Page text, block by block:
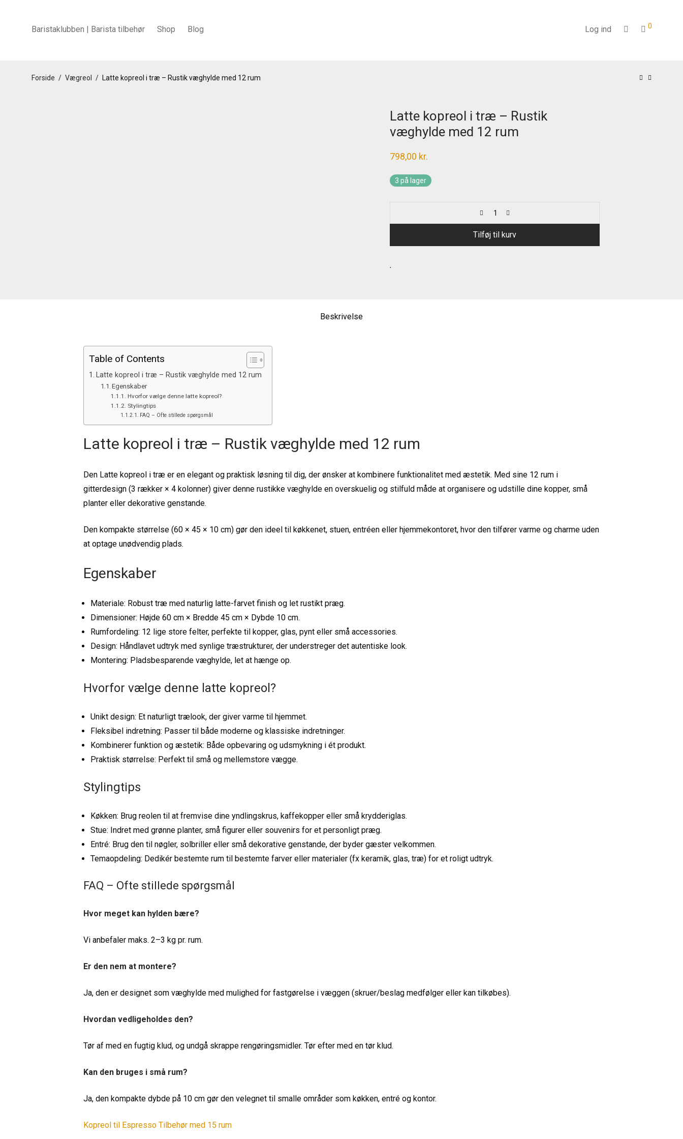
Baristaklubben | Barista tilbehør Shop Blog Log ind 0
Forside / Vægreol / Latte kopreol i træ – Rustik væghylde med 12 rum
Latte kopreol i træ – Rustik
væghylde med 12 rum
798,00 kr.
3 på lager
Tilføj til kurv
Beskrivelse
Table of Contents
Latte kopreol i træ – Rustik væghylde med 12 rum
Egenskaber
Hvorfor vælge denne latte kopreol?
Stylingtips
FAQ – Ofte stillede spørgsmål
Latte kopreol i træ – Rustik væghylde med 12 rum
Den Latte kopreol i træ er en elegant og praktisk løsning til dig, der ønsker at kombinere funktionalitet med æstetik. Med sine 12 rum i
gitterdesign (3 rækker × 4 kolonner) giver denne rustikke væghylde en overskuelig og stilfuld måde at organisere og udstille dine kopper, små
planter eller dekorative genstande.
Den kompakte størrelse (60 × 45 × 10 cm) gør den ideel til køkkenet, stuen, entréen eller hjemmekontoret, hvor den tilfører varme og charme uden
at optage unødvendig plads.
Egenskaber
Materiale: Robust træ med naturlig latte-farvet finish og let rustikt præg.
Dimensioner: Højde 60 cm × Bredde 45 cm × Dybde 10 cm.
Rumfordeling: 12 lige store felter, perfekte til kopper, glas, pynt eller små accessories.
Design: Håndlavet udtryk med synlige træstrukturer, der understreger det autentiske look.
Montering: Pladsbesparende væghylde, let at hænge op.
Hvorfor vælge denne latte kopreol?
Unikt design: Et naturligt trælook, der giver varme til hjemmet.
Fleksibel indretning: Passer til både moderne og klassiske indretninger.
Kombinerer funktion og æstetik: Både opbevaring og udsmykning i ét produkt.
Praktisk størrelse: Perfekt til små og mellemstore vægge.
Stylingtips
Køkken: Brug reolen til at fremvise dine yndlingskrus, kaffekopper eller små krydderiglas.
Stue: Indret med grønne planter, små figurer eller souvenirs for et personligt præg.
Entré: Brug den til nøgler, solbriller eller små dekorative genstande, der byder gæster velkommen.
Temaopdeling: Dedikér bestemte rum til bestemte farver eller materialer (fx keramik, glas, træ) for et roligt udtryk.
FAQ – Ofte stillede spørgsmål
Hvor meget kan hylden bære?
Vi anbefaler maks. 2–3 kg pr. rum.
Er den nem at montere?
Ja, den er designet som væghylde med mulighed for fastgørelse i væggen (skruer/beslag medfølger eller kan tilkøbes).
Hvordan vedligeholdes den?
Tør af med en fugtig klud, og undgå skrappe rengøringsmidler. Tør efter med en tør klud.
Kan den bruges i små rum?
Ja, den kompakte dybde på 10 cm gør den velegnet til smalle områder som køkken, entré og kontor.
Kopreol til Espresso Tilbehør med 15 rum